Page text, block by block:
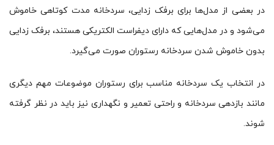
در بعضی از مدل‌ها برای برفک زدایی، سردخانه مدت کوتاهی خاموش
می‌شود و در مدل‌هایی که دارای دیفراست الکتریکی هستند، برفک زدایی
بدون خاموش شدن سردخانه رستوران صورت می‌گیرد.
در انتخاب یک سردخانه مناسب برای رستوران موضوعات مهم دیگری
مانند بازدهی سردخانه و راحتی تعمیر و نگهداری نیز باید در نظر گرفته
شوند.